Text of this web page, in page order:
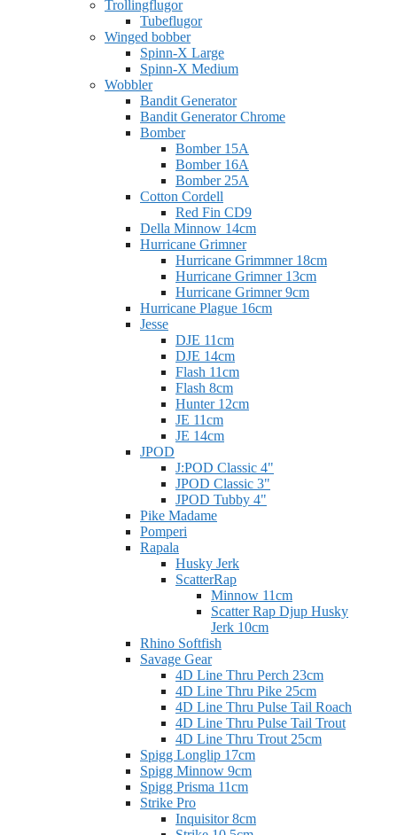
Trollingflugor
Tubeflugor
Winged bobber
Spinn-X Large
Spinn-X Medium
Wobbler
Bandit Generator
Bandit Generator Chrome
Bomber
Bomber 15A
Bomber 16A
Bomber 25A
Cotton Cordell
Red Fin CD9
Della Minnow 14cm
Hurricane Grimner
Hurricane Grimmner 18cm
Hurricane Grimner 13cm
Hurricane Grimner 9cm
Hurricane Plague 16cm
Jesse
DJE 11cm
DJE 14cm
Flash 11cm
Flash 8cm
Hunter 12cm
JE 11cm
JE 14cm
JPOD
J:POD Classic 4"
JPOD Classic 3"
JPOD Tubby 4"
Pike Madame
Pomperi
Rapala
Husky Jerk
ScatterRap
Minnow 11cm
Scatter Rap Djup Husky
Jerk 10cm
Rhino Softfish
Savage Gear
4D Line Thru Perch 23cm
4D Line Thru Pike 25cm
4D Line Thru Pulse Tail Roach
4D Line Thru Pulse Tail Trout
4D Line Thru Trout 25cm
Spigg Longlip 17cm
Spigg Minnow 9cm
Spigg Prisma 11cm
Strike Pro
Inquisitor 8cm